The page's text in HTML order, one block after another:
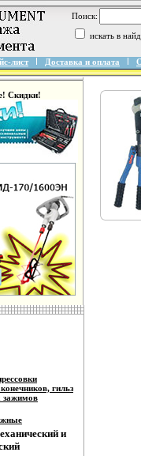
Поиск:
искать в
лист Доставка и оплата
Скидки!
гильз
зажимов
и